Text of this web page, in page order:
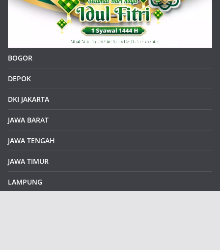
BOGOR
DEPOK
DKI JAKARTA
JAWA BARAT
JAWA TENGAH
JAWA TIMUR
LAMPUNG